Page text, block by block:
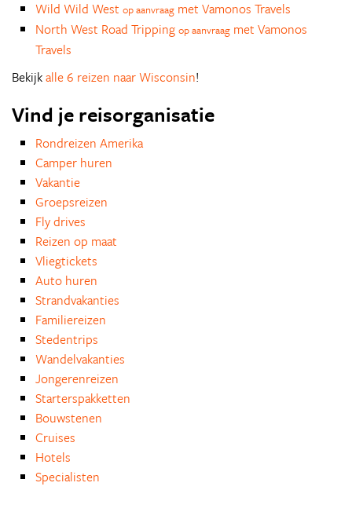
Wild Wild West op aanvraag met Vamonos Travels
North West Road Tripping op aanvraag met Vamonos
Travels
Bekijkalle 6 reizen naar Wisconsin!
Vind je reisorganisatie
Rondreizen Amerika
Camper huren
Vakantie
Groepsreizen
Fly drives
Reizen op maat
Vliegtickets
Auto huren
Strandvakanties
Familiereizen
Stedentrips
Wandelvakanties
Jongerenreizen
Starterspakketten
Bouwstenen
Cruises
Hotels
Specialisten